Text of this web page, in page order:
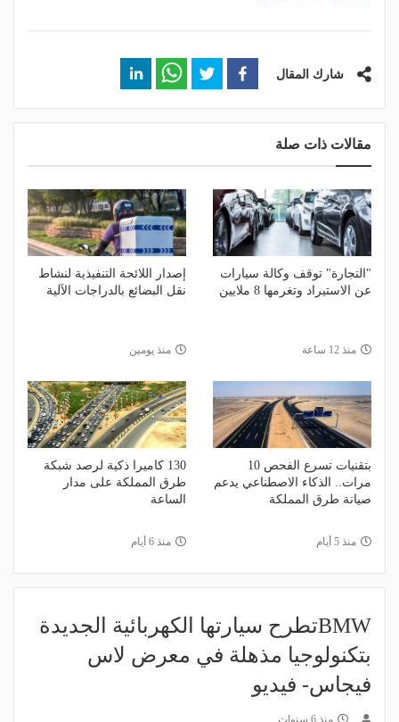
شارك المقال
مقالات ذات صلة
"التجارة" توقف وكالة سيارات
عن الاستيراد وتغرمها 8 ملايين
منذ 12 ساعة
إصدار اللائحة التنفيذية لنشاط
نقل البضائع بالدراجات الآلية
منذ يومين
بتقنيات تسرع الفحص 10
مرات.. الذكاء الاصطناعي يدعم
صيانة طرق المملكة
منذ 5 أيام
130 كاميرا ذكية لرصد شبكة
طرق المملكة على مدار
الساعة
منذ 6 أيام
BMWتطرح سيارتها الكهربائية الجديدة
بتكنولوجيا مذهلة في معرض لاس
فيجاس- فيديو
منذ 6 سنوات